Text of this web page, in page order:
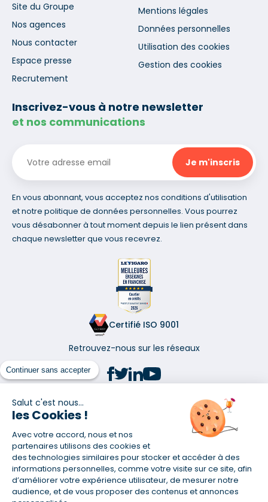
Continuer sans accepter
Salut c'est nous...
les Cookies !
Avec votre accord, nous et nos
partenaires utilisons des cookies et
des technologies similaires pour stocker et accéder à des
informations personnelles, comme votre visite sur ce site, afin
d’améliorer votre expérience utilisateur, de mesurer notre
audience, et de vous proposer des contenus et annonces
Site du Groupe
Nos agences
Nous contacter
Espace presse
Recrutement
Mentions légales
Données personnelles
Utilisation des cookies
Gestion des cookies
Inscrivez-vous à notre newsletter
et nos communications
En vous abonnant, vous acceptez nos conditions d'utilisation
et notre politique de données personnelles. Vous pourrez
vous désabonner à tout moment depuis le lien présent dans
chaque newsletter que vous recevrez.
Certifié ISO 9001
Retrouvez-nous sur les réseaux
(1) Taux fixe national hors assurance et selon votre profil
(2) Économie de 65 % pour l'assurance d'un prêt amortissable de 330
457,23 € à 0,90 % sur 19,5 ans, accordé à un salarié non cadre assuré à
100 % (décès, PTIA, IPP, ITT, IPP) âgé de 36 ans fumeur et une personne
salariée non cadre assurée à 100 % (décès, PTIA, IPP, ITT, IPP) âgée de 35
ans et non-fumeur, tous deux sans risque médical connu. Au
14/07/2019, coût de l'assurance proposée par la banque 179,08 €/mois
en moyenne contre 64,60 €/mois en moyenne au 14/07/2022 avec